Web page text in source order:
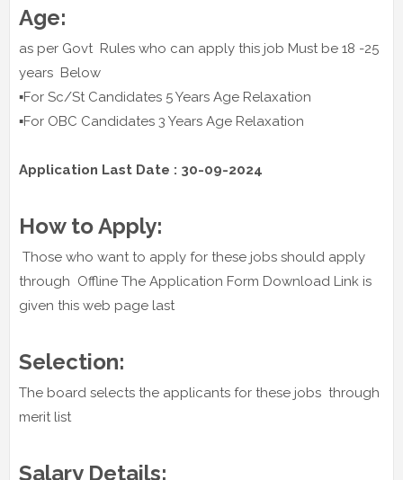
Age:
as per Govt Rules who can apply this job Must be 18 -25
years Below
▪️For Sc/St Candidates 5 Years Age Relaxation
▪️For OBC Candidates 3 Years Age Relaxation
Application Last Date : 30-09-2024
How to Apply:
Those who want to apply for these jobs should apply
through Offline The Application Form Download Link is
given this web page last
Selection:
The board selects the applicants for these jobs through
merit list
Salary Details: